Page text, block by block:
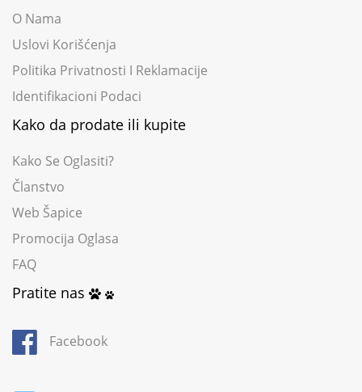
O Nama
Uslovi Korišćenja
Politika Privatnosti I Reklamacije
Identifikacioni Podaci
Kako da prodate ili kupite
Kako Se Oglasiti?
Članstvo
Web Šapice
Promocija Oglasa
FAQ
Pratite nas
Facebook